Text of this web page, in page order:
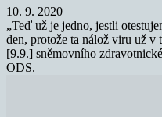
10. 9. 2020
„Teď už je jedno, jestli
den, protože ta nálož viru už v
[9.9.] sněmovního
ODS.